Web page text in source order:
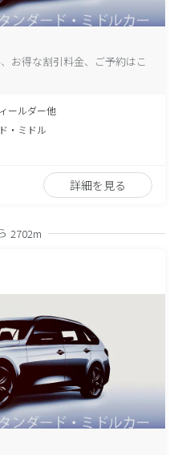
お得な割引料金、ご予約はこ
ールダー他
・ミドル
詳細を見る
2702m